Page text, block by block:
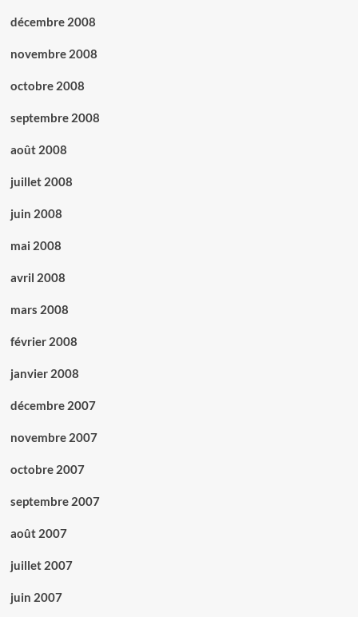
décembre 2008
novembre 2008
octobre 2008
septembre 2008
août 2008
juillet 2008
juin 2008
mai 2008
avril 2008
mars 2008
février 2008
janvier 2008
décembre 2007
novembre 2007
octobre 2007
septembre 2007
août 2007
juillet 2007
juin 2007